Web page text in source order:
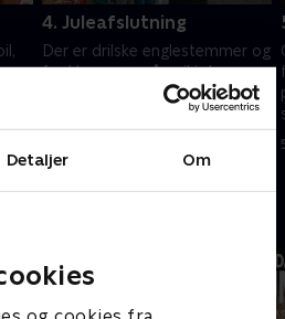
Detaljer Om
4. Juleafslutning
Der er drilske englestemmer og
frække unger på spil i dagens
dyst, hvor turen går til skolens
juleafslutning. Hvem kan mon
spotte de børn, der snyder?.